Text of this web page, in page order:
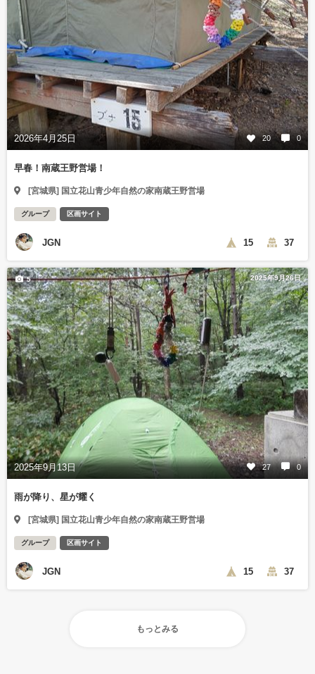
2026年4月25日 20 0
早春！南蔵王野営場！
[宮城県] 国立花山青少年自然の家南蔵王野営場
グループ 区画サイト
JGN 15 37
2025年9月26日
2025年9月13日 27 0
5
雨が降り、星が耀く
[宮城県] 国立花山青少年自然の家南蔵王野営場
グループ 区画サイト
JGN 15 37
もっとみる